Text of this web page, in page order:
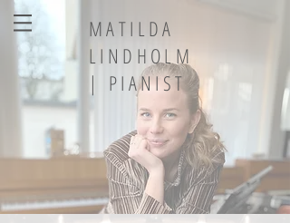
MATILDA
LINDHOLM
| PIANIST